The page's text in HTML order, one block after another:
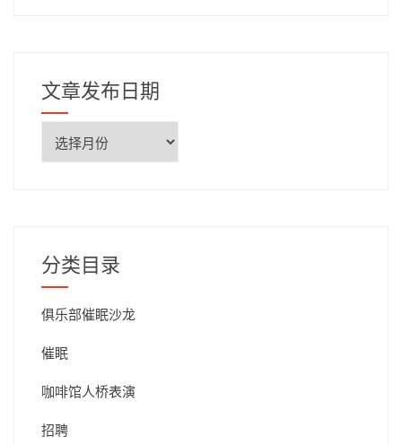
文章发布日期
期
分类目录
俱乐部催眠沙龙
催眠
咖啡馆人桥表演
招聘